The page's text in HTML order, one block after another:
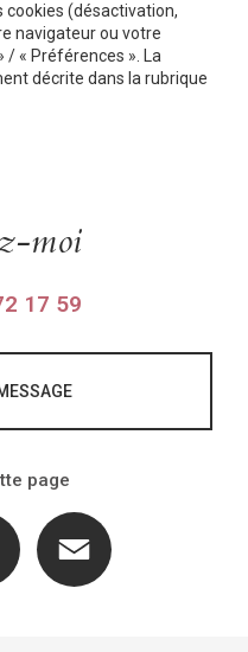
cookies (désactivation,
navigateur ou votre
/ « Préférences ». La
décrite dans la rubrique
moi
17 59
page